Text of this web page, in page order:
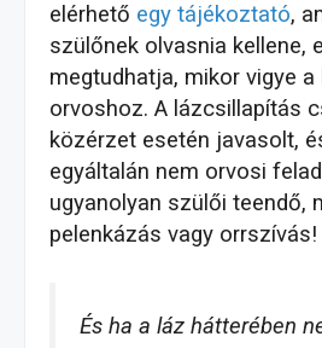
elérhető egy tájékoztató,
szülőnek olvasnia kellene,
megtudhatja, mikor vigye
orvoshoz. A lázcsillapítás
közérzet esetén javasolt,
egyáltalán nem orvosi
ugyanolyan szülői teendő,
pelenkázás vagy orrszívás!
És ha a láz hátterében